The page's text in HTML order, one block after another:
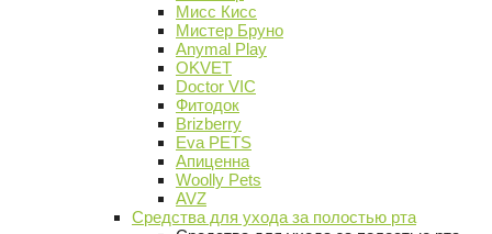
Мисс Кисс
Мистер Бруно
Anymal Play
OKVET
Doctor VIC
Фитодок
Brizberry
Eva PETS
Апиценна
Woolly Pets
AVZ
Средства для ухода за полостью рта